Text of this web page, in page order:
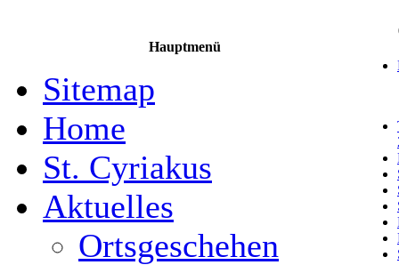
Hauptmenü
Sitemap
Home
St. Cyriakus
Aktuelles
Ortsgeschehen